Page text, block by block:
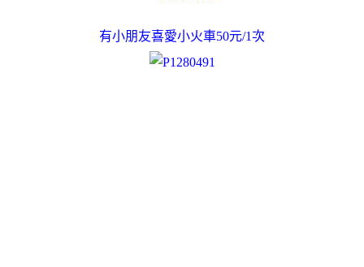
有小朋友喜愛小火車50元/1次